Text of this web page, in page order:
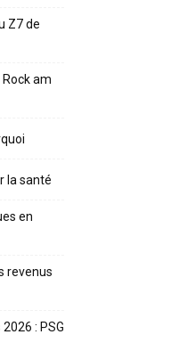
Z7 de
am
la santé
en
revenus
: PSG